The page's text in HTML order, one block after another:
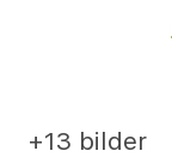
+13 bilder